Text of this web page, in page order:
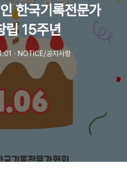
한국기록전문가
립 15주년
ㆍ NOTICE/공지사항